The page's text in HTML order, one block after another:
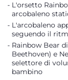
L'orsetto
arcobaleno
L'arcobaleno
seguendo il
Rainbow Bear
Beethoven) e
selettore di
bambino